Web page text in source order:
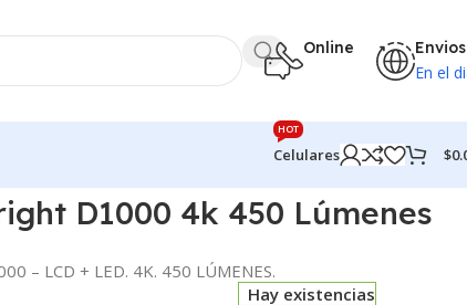
Online Envios
En el
Celulares
HOT
$
D1000 4k 450 Lúmenes
– LCD + LED. 4K. 450 LÚMENES.
Hay existencias